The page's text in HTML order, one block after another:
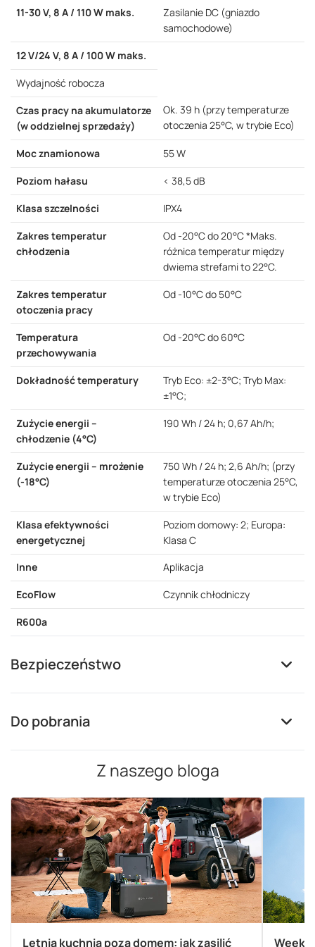
11-30 V, 8 A / 110 W maks.
Zasilanie DC (gniazdo
samochodowe)
12 V/24 V, 8 A / 100 W maks.
Wydajność robocza
Czas pracy na akumulatorze
(w oddzielnej sprzedaży)
Ok. 39 h (przy temperaturze
otoczenia 25°C, w trybie Eco)
Moc znamionowa 55 W
Poziom hałasu < 38,5 dB
Klasa szczelności IPX4
Zakres temperatur
chłodzenia
Od -20°C do 20°C *Maks.
różnica temperatur między
dwiema strefami to 22°C.
Zakres temperatur
otoczenia pracy
Od -10°C do 50°C
Temperatura
przechowywania
Od -20°C do 60°C
Dokładność temperatury
Tryb Eco: ±2-3°C; Tryb Max:
±1°C;
Zużycie energii –
chłodzenie (4°C)
190 Wh / 24 h; 0,67 Ah/h;
Zużycie energii – mrożenie
(-18°C)
750 Wh / 24 h; 2,6 Ah/h; (przy
temperaturze otoczenia 25°C,
w trybie Eco)
Klasa efektywności
energetycznej
Poziom domowy: 2; Europa:
Klasa C
Inne
Aplikacja
EcoFlow Czynnik chłodniczy
R600a
Bezpieczeństwo
Do pobrania
Z naszego bloga
Letnia kuchnia poza domem: jak zasilić